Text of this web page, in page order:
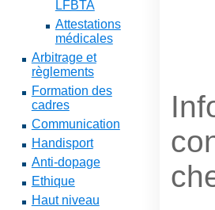
LFBTA
Attestations
médicales
Arbitrage et
règlements
Formation des
cadres
Communication
Handisport
Anti-dopage
Ethique
Haut niveau